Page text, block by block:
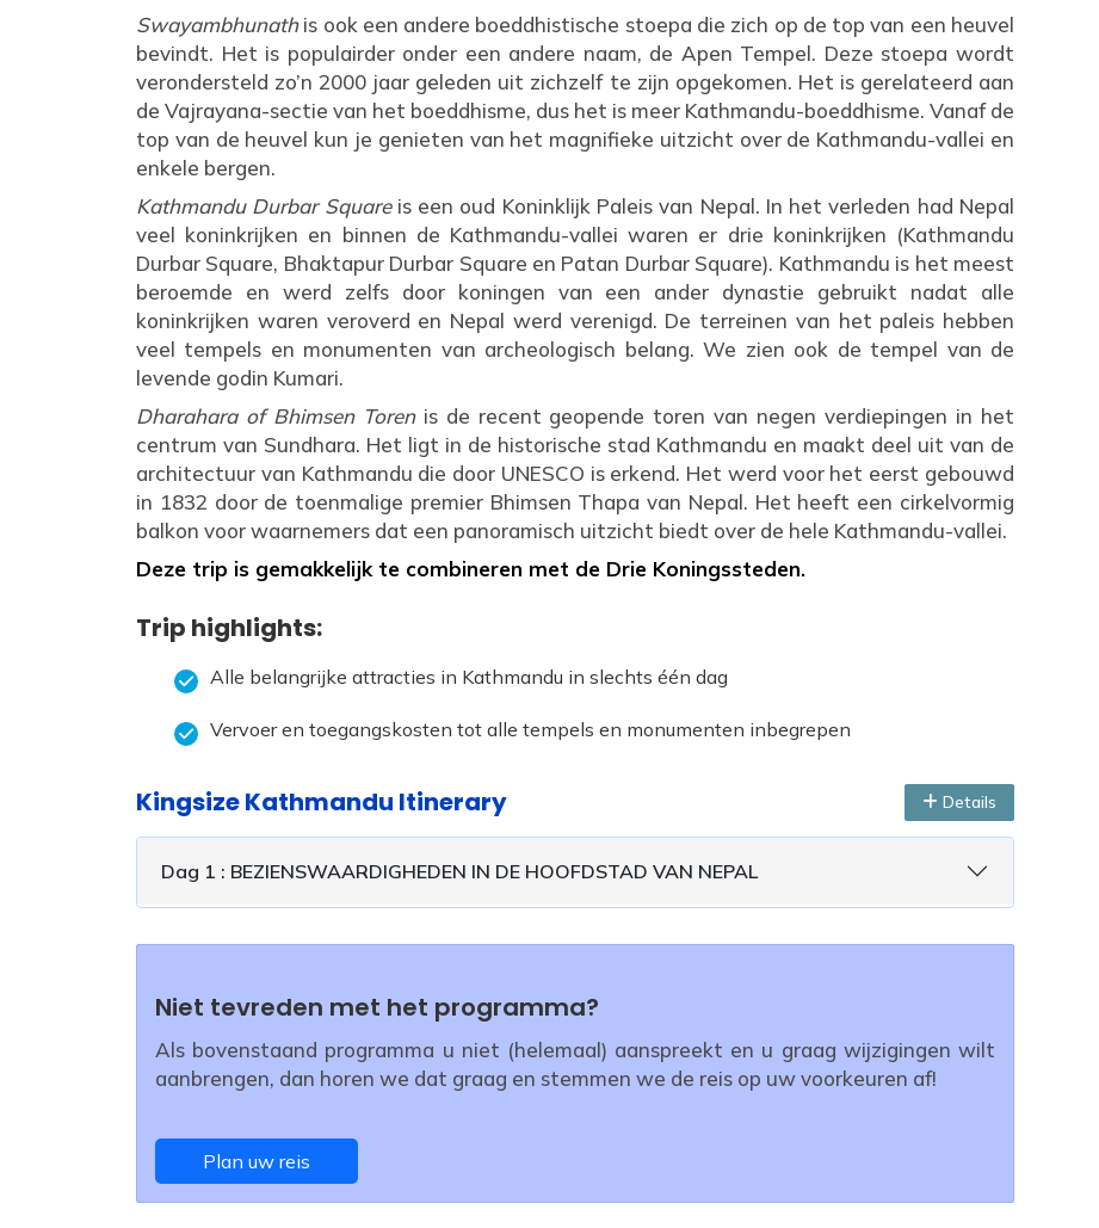
Swayambhunathis ook een andere boeddhistische stoepa die zich op de top van een heuvel
bevindt. Het is populairder onder een andere naam, de Apen Tempel. Deze stoepa wordt
verondersteld zo’n 2000 jaar geleden uit zichzelf te zijn opgekomen. Het is gerelateerd aan
de Vajrayana-sectie van het boeddhisme, dus het is meer Kathmandu-boeddhisme. Vanaf de
top van de heuvel kun je genieten van het magnifieke uitzicht over de Kathmandu-vallei en
enkele bergen.
Kathmandu Durbar Squareis een oud Koninklijk Paleis van Nepal. In het verleden had Nepal
veel koninkrijken en binnen de Kathmandu-vallei waren er drie koninkrijken (Kathmandu
Durbar Square, Bhaktapur Durbar Square en Patan Durbar Square). Kathmandu is het meest
beroemde en werd zelfs door koningen van een ander dynastie gebruikt nadat alle
koninkrijken waren veroverd en Nepal werd verenigd. De terreinen van het paleis hebben
veel tempels en monumenten van archeologisch belang. We zien ook de tempel van de
levende godin Kumari.
Dharahara of Bhimsen Torenis de recent geopende toren van negen verdiepingen in het
centrum van Sundhara. Het ligt in de historische stad Kathmandu en maakt deel uit van de
architectuur van Kathmandu die door UNESCO is erkend. Het werd voor het eerst gebouwd
in 1832 door de toenmalige premier Bhimsen Thapa van Nepal. Het heeft een cirkelvormig
balkon voor waarnemers dat een panoramisch uitzicht biedt over de hele Kathmandu-vallei.
Deze trip is gemakkelijk te combineren met de Drie Koningssteden.
Trip highlights:
Alle belangrijke attracties in Kathmandu in slechts één dag
Vervoer en toegangskosten tot alle tempels en monumenten inbegrepen
Kingsize Kathmandu Itinerary Details
Dag 1 : BEZIENSWAARDIGHEDEN IN DE HOOFDSTAD VAN NEPAL
Niet tevreden met het programma?
Als bovenstaand programma u niet (helemaal) aanspreekt en u graag wijzigingen wilt
aanbrengen, dan horen we dat graag en stemmen we de reis op uw voorkeuren af!
Plan uw reis